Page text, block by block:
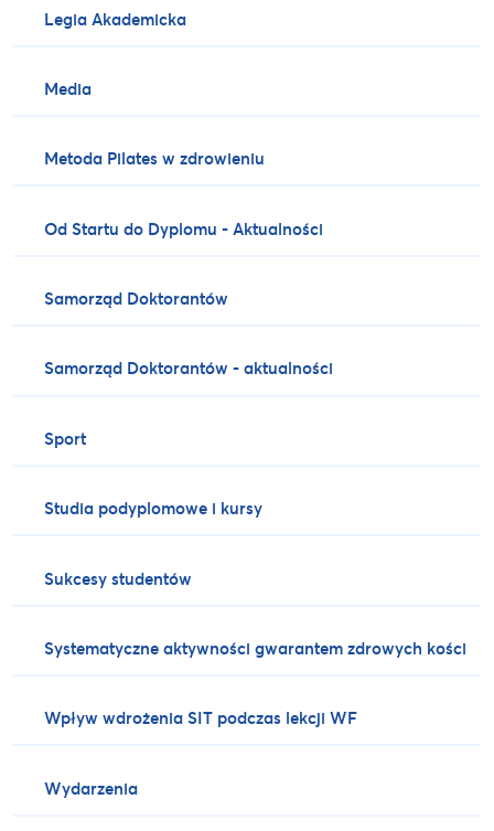
Legia Akademicka
Media
Metoda Pilates w zdrowieniu
Od Startu do Dyplomu - Aktualności
Samorząd Doktorantów
Samorząd Doktorantów - aktualności
Sport
Studia podyplomowe i kursy
Sukcesy studentów
Systematyczne aktywności gwarantem zdrowych kości
Wpływ wdrożenia SIT podczas lekcji WF
Wydarzenia